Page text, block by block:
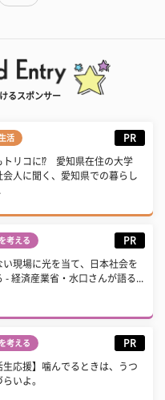
るスポンサー
活 PR
トリコに⁉ 愛知県在住の大学
会人に聞く、愛知県での暮らし
考える PR
い現場に光を当て、日本社会を
- 経済産業省・水口さんが語る...
考える PR
生応援】噛んでるときは、うつ
いよ。